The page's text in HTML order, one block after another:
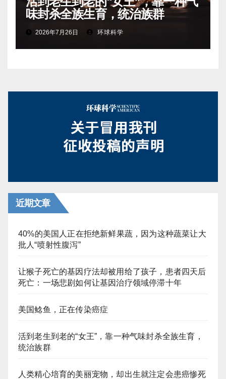
味封杀全族生育，统治族群
2026年7月26日 环球科学
近期文章
40%的美国人正在拒绝新鲜果蔬，因为这种蔬菜让大
批人“喷射性腹泻”
让猴子死亡的基因疗法却被用给了孩子，患者四天后
死亡：一场悲剧如何让基因治疗领域停滞十年
美国鲶鱼，正在传染癌症
活到老生到老的“女王”，靠一种气味封杀全族生育，
统治族群
人类精心培育的美丽宠物，却出生就注定会患癌惨死